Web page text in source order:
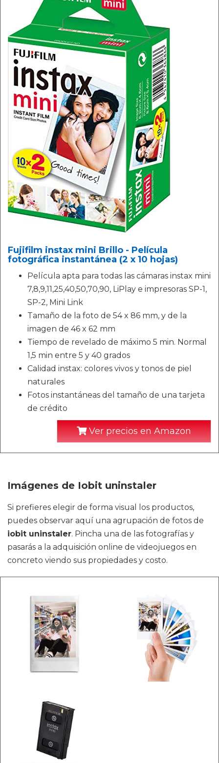
Fujifilm instax mini Brillo - Película
fotográfica instantánea (2 x 10 hojas)
Película apta para todas las cámaras instax mini
7,8,9,11,25,40,50,70,90, LiPlay e impresoras SP-1,
SP-2, Mini Link
Tamaño de la foto de 54 x 86 mm, y de la
imagen de 46 x 62 mm
Tiempo de revelado de máximo 5 min. Normal
1,5 min entre 5 y 40 grados
Calidad instax: colores vivos y tonos de piel
naturales
Fotos instantáneas del tamaño de una tarjeta
de crédito
Ver precios en Amazon
Imágenes de Iobit uninstaler
Si prefieres elegir de forma visual los productos,
puedes observar aquí una agrupación de fotos de
iobit uninstaler. Pincha una de las fotografías y
pasarás a la adquisición online de videojuegos en
concreto viendo sus propiedades y costo.